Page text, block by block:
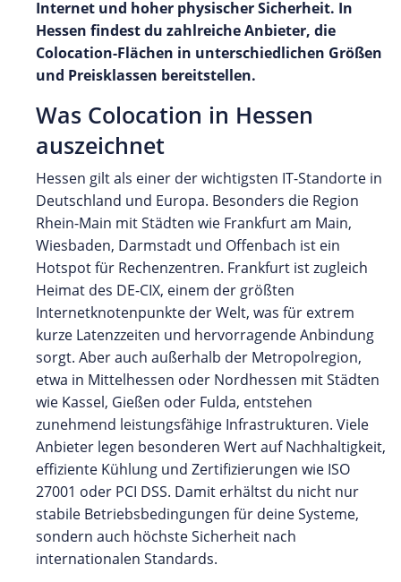
Internet und hoher physischer Sicherheit. In
Hessen findest du zahlreiche Anbieter, die
Colocation-Flächen in unterschiedlichen Größen
und Preisklassen bereitstellen.
Was Colocation in Hessen
auszeichnet
Hessen gilt als einer der wichtigsten IT-Standorte in
Deutschland und Europa. Besonders die Region
Rhein-Main mit Städten wie Frankfurt am Main,
Wiesbaden, Darmstadt und Offenbach ist ein
Hotspot für Rechenzentren. Frankfurt ist zugleich
Heimat des DE-CIX, einem der größten
Internetknotenpunkte der Welt, was für extrem
kurze Latenzzeiten und hervorragende Anbindung
sorgt. Aber auch außerhalb der Metropolregion,
etwa in Mittelhessen oder Nordhessen mit Städten
wie Kassel, Gießen oder Fulda, entstehen
zunehmend leistungsfähige Infrastrukturen. Viele
Anbieter legen besonderen Wert auf Nachhaltigkeit,
effiziente Kühlung und Zertifizierungen wie ISO
27001 oder PCI DSS. Damit erhältst du nicht nur
stabile Betriebsbedingungen für deine Systeme,
sondern auch höchste Sicherheit nach
internationalen Standards.